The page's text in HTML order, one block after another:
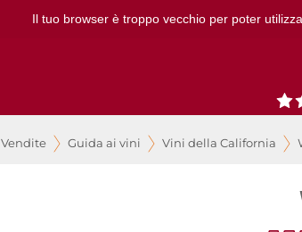
Il tuo browser è troppo vecchio per poter
Vendite Guida ai vini Vini della California